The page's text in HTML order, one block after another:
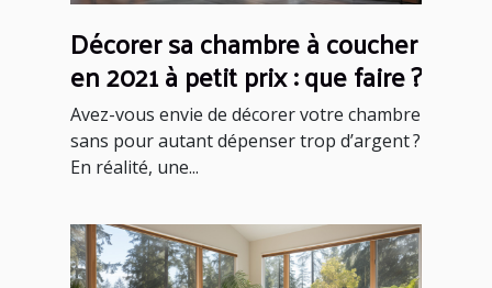
Décorer sa chambre à coucher
en 2021 à petit prix : que faire ?
Avez-vous envie de décorer votre chambre
sans pour autant dépenser trop d’argent ?
En réalité, une...